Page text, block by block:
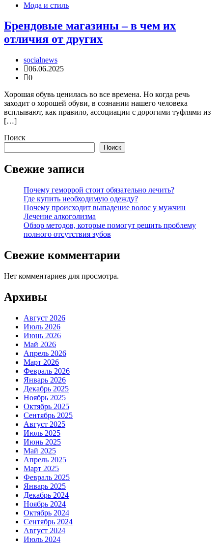
Мода и стиль
Брендовые магазины – в чем их
отличия от других
socialnews
06.06.2025
0
Хорошая обувь ценилась во все времена. Но когда речь
заходит о хорошей обуви, в сознании нашего человека
всплывают, как правило, ассоциации с дорогими туфлями из
[…]
Поиск
Поиск
Свежие записи
Почему геморрой стоит обязательно лечить?
Где купить необходимую одежду?
Почему происходит выпадение волос у мужчин
Лечение алкоголизма
Обзор методов, которые помогут решить проблему
полного отсутствия зубов
Свежие комментарии
Нет комментариев для просмотра.
Архивы
Август 2026
Июль 2026
Июнь 2026
Май 2026
Апрель 2026
Март 2026
Февраль 2026
Январь 2026
Декабрь 2025
Ноябрь 2025
Октябрь 2025
Сентябрь 2025
Август 2025
Июль 2025
Июнь 2025
Май 2025
Апрель 2025
Март 2025
Февраль 2025
Январь 2025
Декабрь 2024
Ноябрь 2024
Октябрь 2024
Сентябрь 2024
Август 2024
Июль 2024